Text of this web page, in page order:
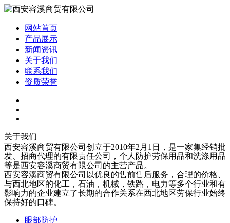
网站首页
产品展示
新闻资讯
关于我们
联系我们
资质荣誉
关于我们
西安容溪商贸有限公司创立于2010年2月1日，是一家集经销批
发、招商代理的有限责任公司，个人防护劳保用品和洗涤用品
等是西安容溪商贸有限公司的主营产品。
西安容溪商贸有限公司以优良的售前售后服务，合理的价格、
与西北地区的化工，石油，机械，铁路，电力等多个行业和有
影响力的企业建立了长期的合作关系在西北地区劳保行业始终
保持好的口碑。
眼部防护